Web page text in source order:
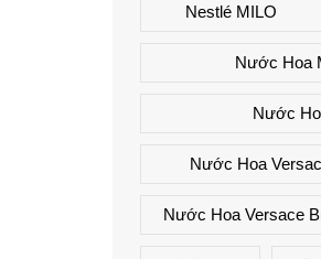
Nestlé MILO
Nước Hoa
Nước
Nước Hoa
Nước Hoa Versace